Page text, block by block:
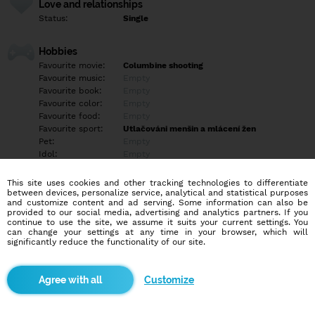
Love and relationships
Status: Single
Hobbies
Favourite movie:
Columbine shooting
Favourite music:
Favourite book:
Favourite color:
Favourite food:
Favourite sport:
Utlačováni menšin a mlácení žen
Pet:
Idol:
Education/Employment
Education:
University
Profession:
Student
Hobbies
nemoc jest varováním nás všech, proč světlé zítřky jsou jen
planou nadějí, která se může kdykoli rozplynout. Poslouchejte a
sledujte znamení, protože jednoho dne bude dnešek včerejškem
This site uses cookies and other tracking technologies to differentiate
between devices, personalize service, analytical and statistical purposes
and customize content and ad serving. Some information can also be
provided to our social media, advertising and analytics partners. If you
continue to use the site, we assume it suits your current settings. You
can change your settings at any time in your browser, which will
significantly reduce the functionality of our site.
Customize